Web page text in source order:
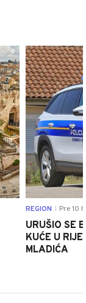
0
REGION Pre 10 h
URUŠIO SE
KUĆE U
MLADIĆA